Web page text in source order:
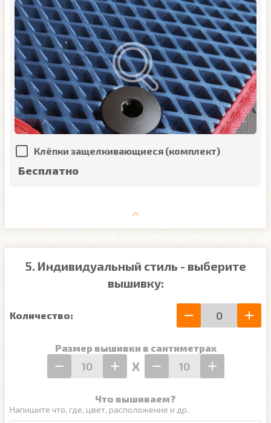
Клёпки защелкивающиеся (комплект)
Бесплатно
5. Индивидуальный стиль - выберите
вышивку:
Количество:
Размер вышивки в сантиметрах
Х
Что вышиваем?
Напишите что, где, цвет, расположение и др.